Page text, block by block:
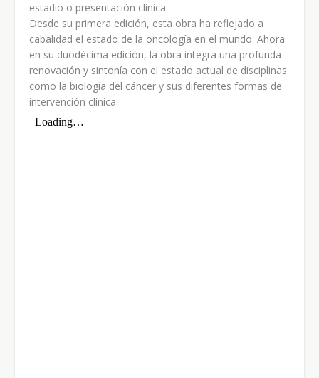
estadio o presentación clínica.
Desde su primera edición, esta obra ha reflejado a
cabalidad el estado de la oncología en el mundo. Ahora
en su duodécima edición, la obra integra una profunda
renovación y sintonía con el estado actual de disciplinas
como la biología del cáncer y sus diferentes formas de
intervención clínica.